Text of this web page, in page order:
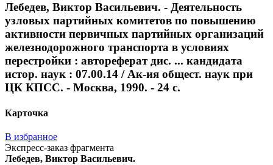
Лебедев, Виктор Васильевич. - Деятельность
узловых партийных комитетов по повышению
активности первичных партийных организаций
железнодорожного транспорта в условиях
перестройки : автореферат дис. ... кандидата
истор. наук : 07.00.14 / Ак-ия общест. наук при
ЦК КПСС. - Москва, 1990. - 24 с.
Карточка
В избранное
Экспресс-заказ фрагмента
Лебедев, Виктор Васильевич.